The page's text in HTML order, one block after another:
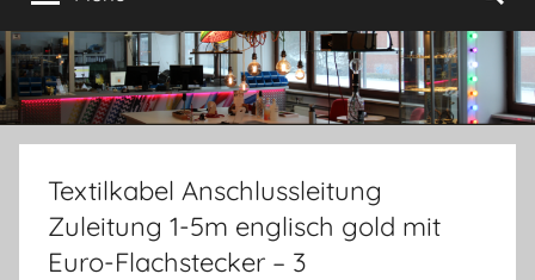
Textilkabel Anschlussleitung
Zuleitung 1-5m englisch gold mit
Euro-Flachstecker – 3